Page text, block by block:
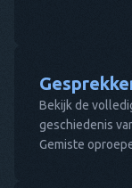
Bekijk de
geschiedenis
Gemiste